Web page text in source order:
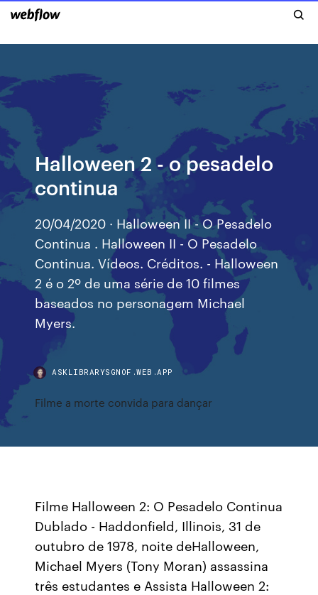
Halloween 2 - o pesadelo
continua
20/04/2020 · Halloween II - O Pesadelo
Continua . Halloween II - O Pesadelo
Continua. Vídeos. Créditos. - Halloween
2 é o 2º de uma série de 10 filmes
baseados no personagem Michael
Myers.
ASKLIBRARYSGNOF.WEB.APP
Filme a morte convida para dançar
Filme Halloween 2: O Pesadelo Continua
Dublado - Haddonfield, Illinois, 31 de
outubro de 1978, noite deHalloween,
Michael Myers (Tony Moran) assassina
três estudantes e Assista Halloween 2: